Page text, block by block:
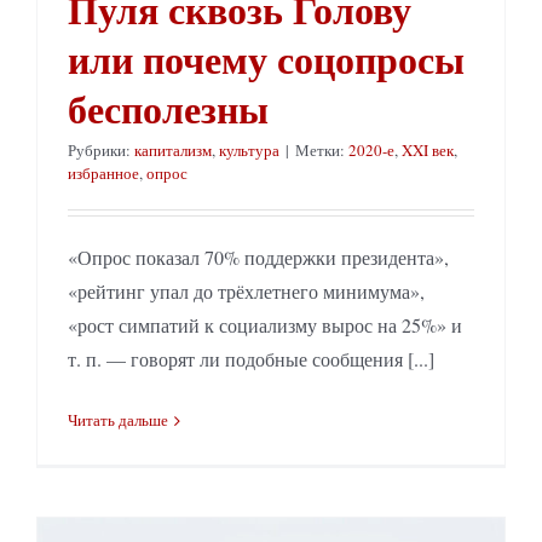
или почему соцопросы
бесполезны
Рубрики: капитализм,культура | Метки: 2020-е,XXI век,
избранное,опрос
«Опрос показал 70% поддержки президента»,
«рейтинг упал до трёхлетнего минимума»,
«рост симпатий к социализму вырос на 25%» и
т. п. — говорят ли подобные сообщения [...]
Читать дальше